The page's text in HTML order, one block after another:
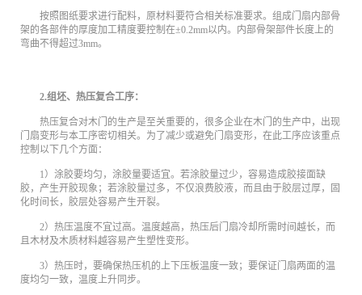
按照图纸要求进行配料，原材料要符合相关标准要求。组成门扇内部骨
架的各部件的厚度加工精度要控制在±0.2mm以内。内部骨架部件长度上的
弯曲不得超过3mm。
2.组坯、热压复合工序：
热压复合对木门的生产是至关重要的，很多企业在木门的生产中，出现
门扇变形与本工序密切相关。为了减少或避免门扇变形，在此工序应该重点
控制以下几个方面：
1）涂胶要均匀，涂胶量要适宜。若涂胶量过少，容易造成胶接面缺
胶，产生开胶现象；若涂胶量过多，不仅浪费胶液，而且由于胶层过厚，固
化时间长，胶层处容易产生开裂。
2）热压温度不宜过高。温度越高，热压后门扇冷却所需时间越长，而
且木材及木质材料越容易产生塑性变形。
3）热压时，要确保热压机的上下压板温度一致；要保证门扇两面的温
度均匀一致，温度上升同步。